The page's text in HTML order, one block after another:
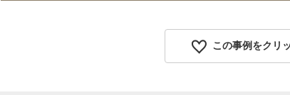
この事例をクリ